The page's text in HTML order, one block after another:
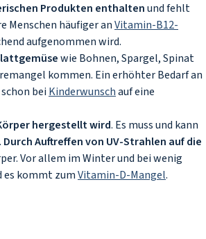
Produkten enthaltenund fehlt
Menschen häufiger anVitamin-B12-
aufgenommen wird.
wie Bohnen, Spargel, Spinat
kommen. Ein erhöhter Bedarf an
bei Kinderwunschauf eine
hergestellt wird. Es muss und kann
Durch Auftreffen von UV-Strahlen auf die
Vor allem im Winter und bei wenig
es kommt zumVitamin-D-Mangel.